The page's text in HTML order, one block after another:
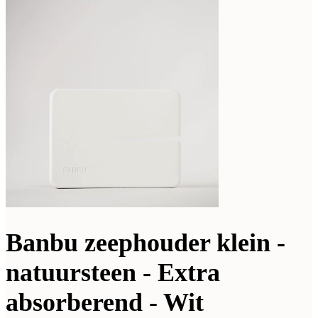
Banbu zeephouder klein -
natuursteen - Extra
absorberend - Wit